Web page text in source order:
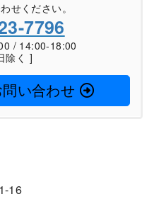
せください。
7796
/ 14:00-18:00
除く ]
い合わせ
16